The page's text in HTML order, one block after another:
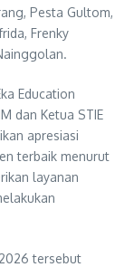
Pesta Gultom,
Frenky
Education
dan Ketua STIE
apresiasi
terbaik menurut
layanan
tersebut